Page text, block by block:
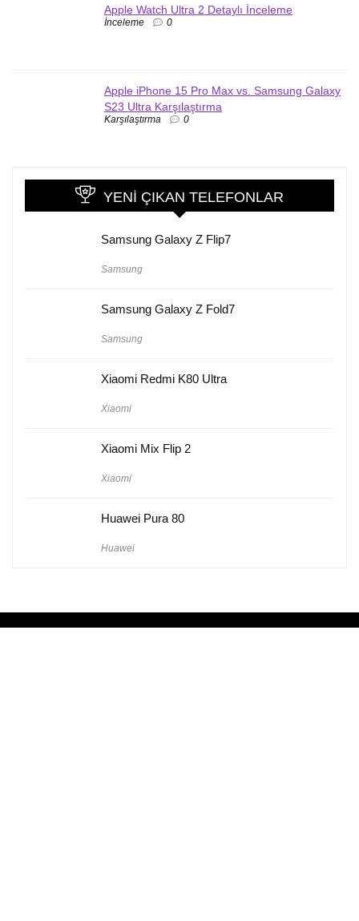
Apple Watch Ultra 2 Detaylı İnceleme
İnceleme 0
Apple iPhone 15 Pro Max vs. Samsung Galaxy
S23 Ultra Karşılaştırma
Karşılaştırma 0
YENI ÇIKAN TELEFONLAR
Samsung Galaxy Z Flip7
Samsung
Samsung Galaxy Z Fold7
Samsung
Xiaomi Redmi K80 Ultra
Xiaomi
Xiaomi Mix Flip 2
Xiaomi
Huawei Pura 80
Huawei